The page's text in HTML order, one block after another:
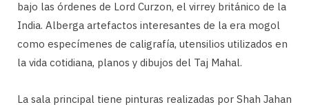
bajo las órdenes de Lord Curzon, el virrey británico de la
India. Alberga artefactos interesantes de la era mogol
como especímenes de caligrafía, utensilios utilizados en
la vida cotidiana, planos y dibujos del Taj Mahal.
La sala principal tiene pinturas realizadas por Shah Jahan